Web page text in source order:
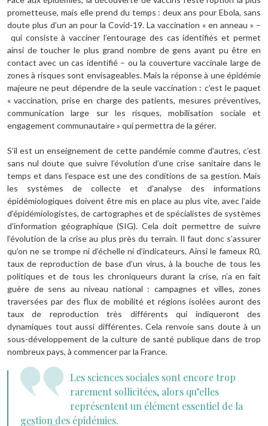
prometteuse, mais elle prend du temps : deux ans pour Ebola, sans
doute plus d’un an pour la Covid-19. La vaccination « en anneau » –
qui consiste à vacciner l’entourage des cas identifiés et permet
ainsi de toucher le plus grand nombre de gens ayant pu être en
contact avec un cas identifié – ou la couverture vaccinale large de
zones à risques sont envisageables. Mais la réponse à une épidémie
majeure ne peut dépendre de la seule vaccination : c’est le paquet
« vaccination, prise en charge des patients, mesures préventives,
communication large sur les risques, mobilisation sociale et
engagement communautaire » qui permettra de la gérer.
S’il est un enseignement de cette pandémie comme d’autres, c’est
sans nul doute que suivre l’évolution d’une crise sanitaire dans le
temps et dans l’espace est une des conditions de sa gestion. Mais
les systèmes de collecte et d’analyse des informations
épidémiologiques doivent être mis en place au plus vite, avec l’aide
d’épidémiologistes, de cartographes et de spécialistes de systèmes
d’information géographique (SIG). Cela doit permettre de suivre
l’évolution de la crise au plus près du terrain. Il faut donc s’assurer
qu’on ne se trompe ni d’échelle ni d’indicateurs. Ainsi le fameux R0,
taux de reproduction de base d’un virus, à la bouche de tous les
politiques et de tous les chroniqueurs durant la crise, n’a en fait
guère de sens au niveau national : campagnes et villes, zones
traversées par des flux de mobilité et régions isolées auront des
taux de reproduction très différents qui indiqueront des
dynamiques tout aussi différentes. Cela renvoie sans doute à un
sous-développement de la culture de santé publique dans de trop
nombreux pays, à commencer par la France.
Les sciences sociales sont encore trop
rarement sollicitées, alors qu’elles
représentent un élément essentiel de la
gestion des épidémies.